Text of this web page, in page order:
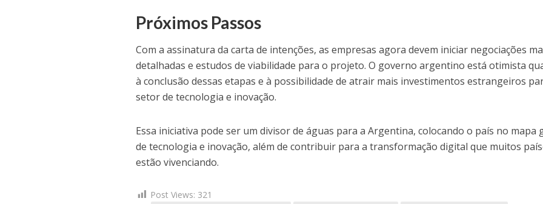
Próximos Passos
Com a assinatura da carta de intenções, as empresas agora devem iniciar negociações
detalhadas e estudos de viabilidade para o projeto. O governo argentino está otimista
à conclusão dessas etapas e à possibilidade de atrair mais investimentos estrangeiros
setor de tecnologia e inovação.
Essa iniciativa pode ser um divisor de águas para a Argentina, colocando o país no mapa
de tecnologia e inovação, além de contribuir para a transformação digital que muitos
estão vivenciando.
Post Views: 321